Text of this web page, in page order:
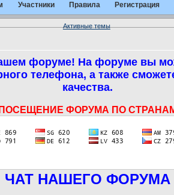
Участники Правила Регистрация
Активные темы
форуме! На форуме вы
телефона, а также
качества.
ПОСЕЩЕНИЕ ФОРУМА ПО
ЧАТ НАШЕГО ФОРУМА